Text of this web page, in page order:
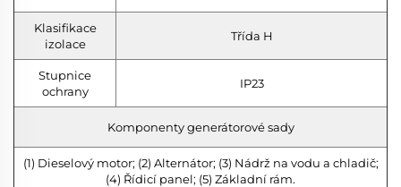
Klasifikace
izolace
Třída H
Stupnice
ochrany
IP23
Komponenty generátorové sady
(1) Dieselový motor; (2) Alternátor; (3) Nádrž na vodu a chladič;
(4) Řídicí panel; (5) Základní rám.